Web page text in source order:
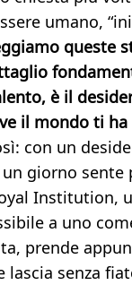
umano,
queste
è il
il mondo ti ha
con un
giorno sente
Institution,
a uno
prende
lascia senza